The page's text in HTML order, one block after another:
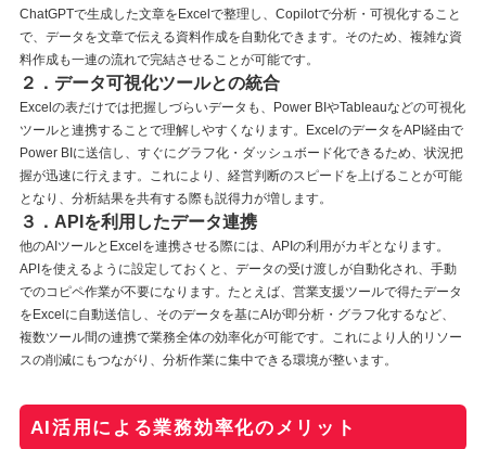
ChatGPTで生成した文章をExcelで整理し、Copilotで分析・可視化すること
で、データを文章で伝える資料作成を自動化できます。そのため、複雑な資
料作成も一連の流れで完結させることが可能です。
２．データ可視化ツールとの統合
Excelの表だけでは把握しづらいデータも、Power BIやTableauなどの可視化
ツールと連携することで理解しやすくなります。ExcelのデータをAPI経由で
Power BIに送信し、すぐにグラフ化・ダッシュボード化できるため、状況把
握が迅速に行えます。これにより、経営判断のスピードを上げることが可能
となり、分析結果を共有する際も説得力が増します。
３．APIを利用したデータ連携
他のAIツールとExcelを連携させる際には、APIの利用がカギとなります。
APIを使えるように設定しておくと、データの受け渡しが自動化され、手動
でのコピペ作業が不要になります。たとえば、営業支援ツールで得たデータ
をExcelに自動送信し、そのデータを基にAIが即分析・グラフ化するなど、
複数ツール間の連携で業務全体の効率化が可能です。これにより人的リソー
スの削減にもつながり、分析作業に集中できる環境が整います。
AI活用による業務効率化のメリット